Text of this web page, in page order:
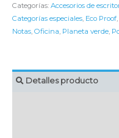
Categorías: Accesorios de
Categorías especiales Eco Proof
Notas Oficina Planeta verde
Detalles producto